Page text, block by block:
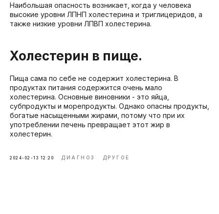
Наибольшая опасность возникает, когда у человека
высокие уровни ЛПНП холестерина и триглицеридов, а
также низкие уровни ЛПВП холестерина.
Холестерин в пище.
Пища сама по себе не содержит холестерина. В
продуктах питания содержится очень мало
холестерина. Основные виновники - это яйца,
субпродукты и морепродукты. Однако опасны продукты,
богатые насыщенными жирами, потому что при их
употреблении печень превращает этот жир в
холестерин.
2024-02-13 12:20 ДИАГНОЗ ДРУГОЕ